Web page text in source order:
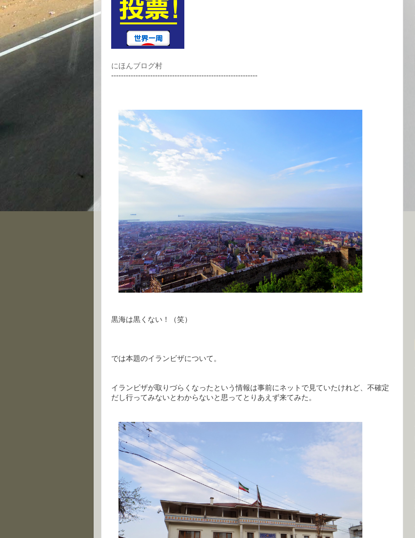
にほんブログ村
------------------------------------------------------------
黒海は黒くない！（笑）
では本題のイランビザについて。
イランビザが取りづらくなったという情報は事前にネットで見ていたけれど、不確定
だし行ってみないとわからないと思ってとりあえず来てみた。